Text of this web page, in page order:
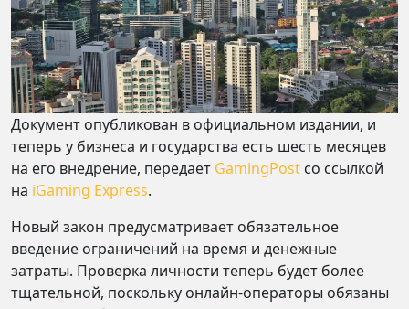
Документ опубликован в официальном издании, и
теперь у бизнеса и государства есть шесть месяцев
на его внедрение, передает GamingPost со ссылкой
на iGaming Express.
Новый закон предусматривает обязательное
введение ограничений на время и денежные
затраты. Проверка личности теперь будет более
тщательной, поскольку онлайн-операторы обязаны